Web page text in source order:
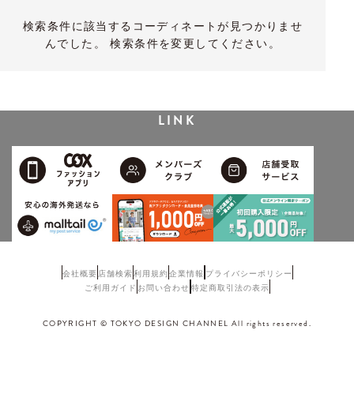
検索条件に該当するコーディネートが見つかりませ
んでした。 検索条件を変更してください。
LINK
会社概要 店舗検索利用規約企業情報 プライバシーポリシー
ご利用ガイド お問い合わせ 特定商取引法の表示
COPYRIGHT © TOKYO DESIGN CHANNEL All rights reserved.